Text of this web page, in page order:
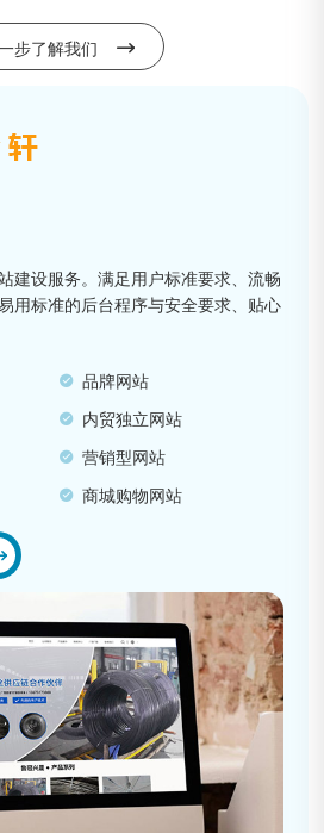
步了解我们
建设服务。满足用户标准要求、流畅
用标准的后台程序与安全要求、贴心
品牌网站
内贸独立网站
营销型网站
商城购物网站